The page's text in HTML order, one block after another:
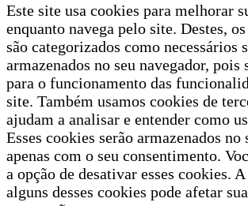
Este site usa cookies para melhorar
enquanto navega pelo site. Destes,
são categorizados como necessários
armazenados no seu navegador, pois
para o funcionamento das
site. Também usamos cookies de
ajudam a analisar e entender como
Esses cookies serão armazenados no
apenas com o seu consentimento.
a opção de desativar esses cookies.
alguns desses cookies pode afetar